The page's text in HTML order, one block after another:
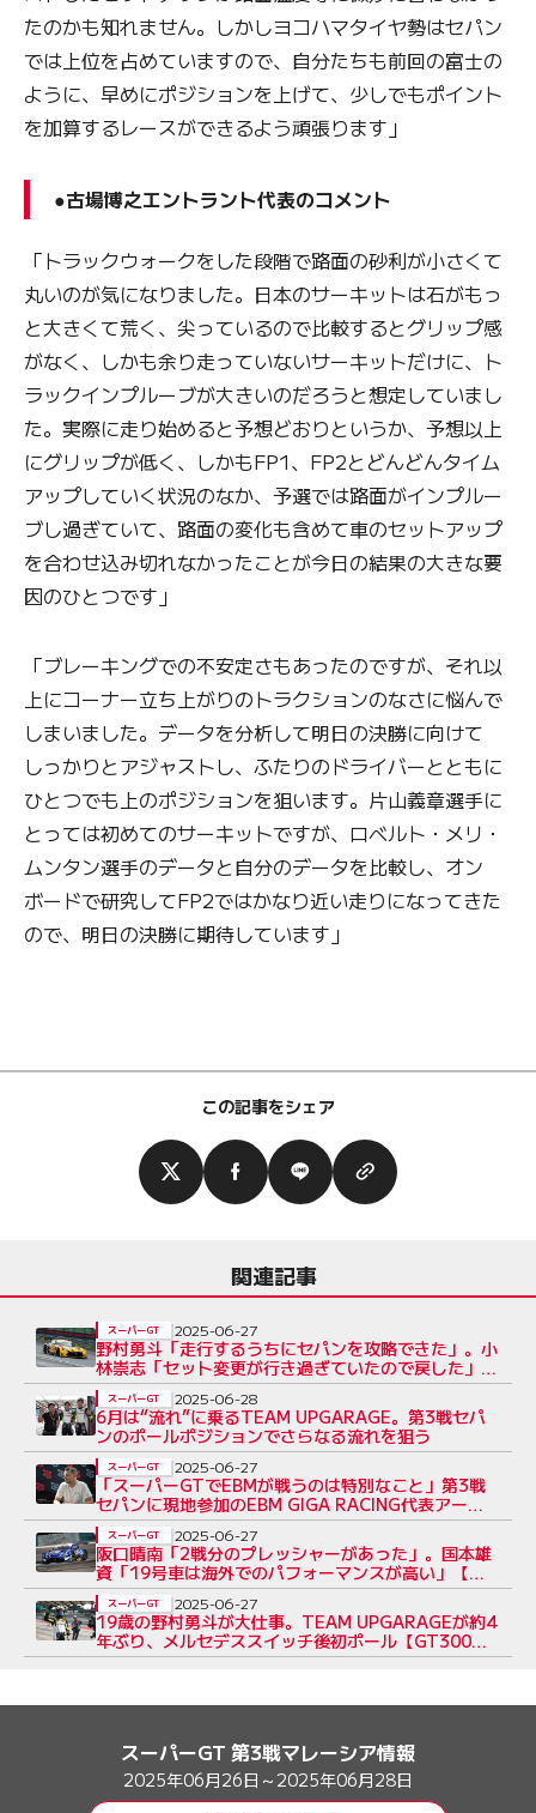
たのかも知れません。しかしヨコハマタイヤ勢はセパン
では上位を占めていますので、自分たちも前回の富士の
ように、早めにポジションを上げて、少しでもポイント
を加算するレースができるよう頑張ります」
●古場博之エントラント代表のコメント
「トラックウォークをした段階で路面の砂利が小さくて
丸いのが気になりました。日本のサーキットは石がもっ
と大きくて荒く、尖っているので比較するとグリップ感
がなく、しかも余り走っていないサーキットだけに、ト
ラックインプルーブが大きいのだろうと想定していまし
た。実際に走り始めると予想どおりというか、予想以上
にグリップが低く、しかもFP1、FP2とどんどんタイム
アップしていく状況のなか、予選では路面がインプルー
ブし過ぎていて、路面の変化も含めて車のセットアップ
を合わせ込み切れなかったことが今日の結果の大きな要
因のひとつです」
「ブレーキングでの不安定さもあったのですが、それ以
上にコーナー立ち上がりのトラクションのなさに悩んで
しまいました。データを分析して明日の決勝に向けて
しっかりとアジャストし、ふたりのドライバーとともに
ひとつでも上のポジションを狙います。片山義章選手に
とっては初めてのサーキットですが、ロベルト・メリ・
ムンタン選手のデータと自分のデータを比較し、オン
ボードで研究してFP2ではかなり近い走りになってきた
ので、明日の決勝に期待しています」
この記事をシェア
関連記事
野村勇斗「走行するうちにセパンを攻略できた」。小
林崇志「セット変更が行き過ぎていたので戻した」
【第3戦GT300予選会見】
スーパーGT 2025-06-27
6月は“流れ”に乗るTEAM UPGARAGE。第3戦セパ
ンのポールポジションでさらなる流れを狙う
スーパーGT 2025-06-28
「スーパーGTでEBMが戦うのは特別なこと」第3戦
セパンに現地参加のEBM GIGA RACING代表アー
ル・バンバーが語る経緯と魅力
スーパーGT 2025-06-27
阪口晴南「2戦分のプレッシャーがあった」。国本雄
資「19号車は海外でのパフォーマンスが高い」【第3
戦GT500予選会見】
スーパーGT 2025-06-27
19歳の野村勇斗が大仕事。TEAM UPGARAGEが約4
年ぶり、メルセデススイッチ後初ポール【GT300予
選レポート】
スーパーGT 2025-06-27
スーパーGT 第3戦マレーシア情報
2025年06月26日～2025年06月28日